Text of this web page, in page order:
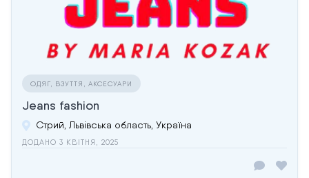
ОДЯГ, ВЗУТТЯ, АКСЕСУАРИ
Jeans fashion
Стрий, Львівська область, Україна
ДОДАНО 3 КВІТНЯ, 2025